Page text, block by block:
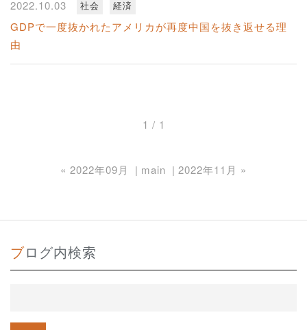
2022.10.03 社会 経済
GDPで一度抜かれたアメリカが再度中国を抜き返せる理
由
1 / 1
« 2022年09月 main 2022年11月 »
ブログ内検索